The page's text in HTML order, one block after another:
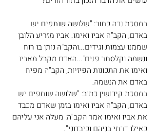
במסכת נדה כתוב: "שלושה שותפים יש
באדם, הקב"ה אביו ואימו. אביו מזריע הלובן
שממנו עצמות וגידים...והקב"ה נותן בו רוח
ונשמה וקלסתר פנים"...האדם מקבל מאביו
ואימו את התכונות הפיזיות, הקב"ה מפיח
באדם את הנשמה.
במסכת קידושין כתוב: "שלושה שותפים יש
באדם, הקב"ה אביו ואימו בזמן שאדם מכבד
את אביו ואימו אמר הקב"ה: מעלה אני עליהם
כאילו דרתי בניהם וכיבדוני".